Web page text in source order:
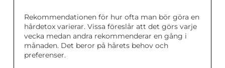
Rekommendationen för hur ofta man bör göra en
hårdetox varierar. Vissa föreslår att det görs varje
vecka medan andra rekommenderar en gång i
månaden. Det beror på hårets behov och
preferenser.